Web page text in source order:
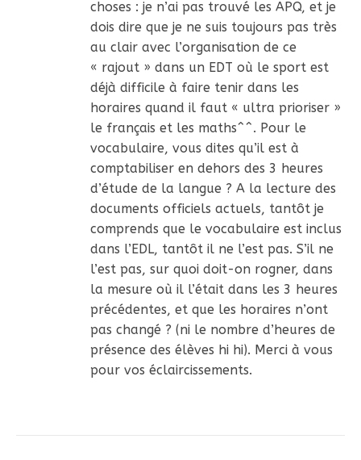
choses : je n’ai pas trouvé les APQ, et je
dois dire que je ne suis toujours pas très
au clair avec l’organisation de ce
« rajout » dans un EDT où le sport est
déjà difficile à faire tenir dans les
horaires quand il faut « ultra prioriser »
le français et les maths^^. Pour le
vocabulaire, vous dites qu’il est à
comptabiliser en dehors des 3 heures
d’étude de la langue ? A la lecture des
documents officiels actuels, tantôt je
comprends que le vocabulaire est inclus
dans l’EDL, tantôt il ne l’est pas. S’il ne
l’est pas, sur quoi doit-on rogner, dans
la mesure où il l’était dans les 3 heures
précédentes, et que les horaires n’ont
pas changé ? (ni le nombre d’heures de
présence des élèves hi hi). Merci à vous
pour vos éclaircissements.